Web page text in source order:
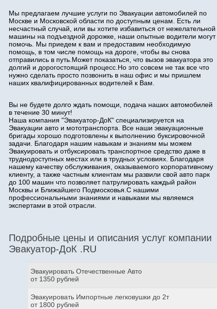
Мы предлагаем лучшие услуги по Эвакуации автомобилей по
Москве и Московской области по доступным ценам. Есть ли
несчастный случай, или вы хотите избавиться от нежелательной
машины на подъездной дорожке, наши опытные водители могут
помочь. Мы приедем к вам и предоставим необходимую
помощь, в том числе помощь на дороге, чтобы вы снова
отправились в путь.Может показаться, что вызов эвакуатора это
долгий и дорогостоящий процесс.Но это совсем не так все что
нужно сделать просто позвонить в наш офис и мы пришлем
наших квалифицированных водителей к Вам.
Вы не будете долго ждать помощи, подача наших автомобилей
в течение 30 минут!
Наша компания "Эвакуатор-ДоК" специализируется на
Эвакуации авто и мототранспорта. Все наши эвакуационные
бригады хорошо подготовлены к выполнению буксировочной
задачи. Благодаря нашим навыкам и знаниям мы можем
Эвакуировать и отбуксировать транспортное средство даже в
труднодоступных местах или в трудных условиях. Благодаря
нашему качеству обслуживания, оказываемого корпоративному
клиенту, а также частным клиентам мы развили свой авто парк
до 100 машин что позволяет патрулировать каждый район
Москвы и Ближайшего Подмосковья.С нашими
профессиональными знаниями и навыками мы являемся
экспертами в этой отрасли.
Подробные цены и описания услуг компании
Эвакуатор-ДоК .RU
Эвакуировать Отечественные Авто
от 1350 рублей
Эвакуировать Импортные легковушки до 2т
от 1800 рублей